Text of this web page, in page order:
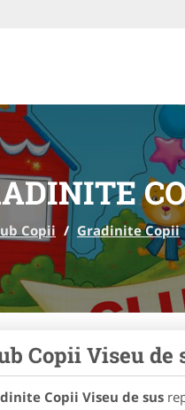
Copii / Gradinite Copii
Copii Viseu de
Copii Viseu de sus